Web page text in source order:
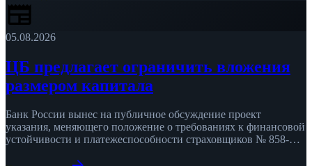
newspaper
05.08.2026
ЦБ предлагает ограничить вложения
размером капитала
Банк России вынес на публичное обсуждение проект
указания, меняющего положение о требованиях к финансовой
устойчивости и платежеспособности страховщиков № 858-П